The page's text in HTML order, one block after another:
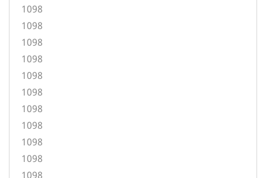
1098
1098
1098
1098
1098
1098
1098
1098
1098
1098
1098